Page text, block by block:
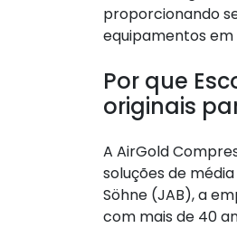
proporcionando
equipamentos em
Por que
originais
A AirGold
soluções de
Söhne (JAB), a
com mais de 40